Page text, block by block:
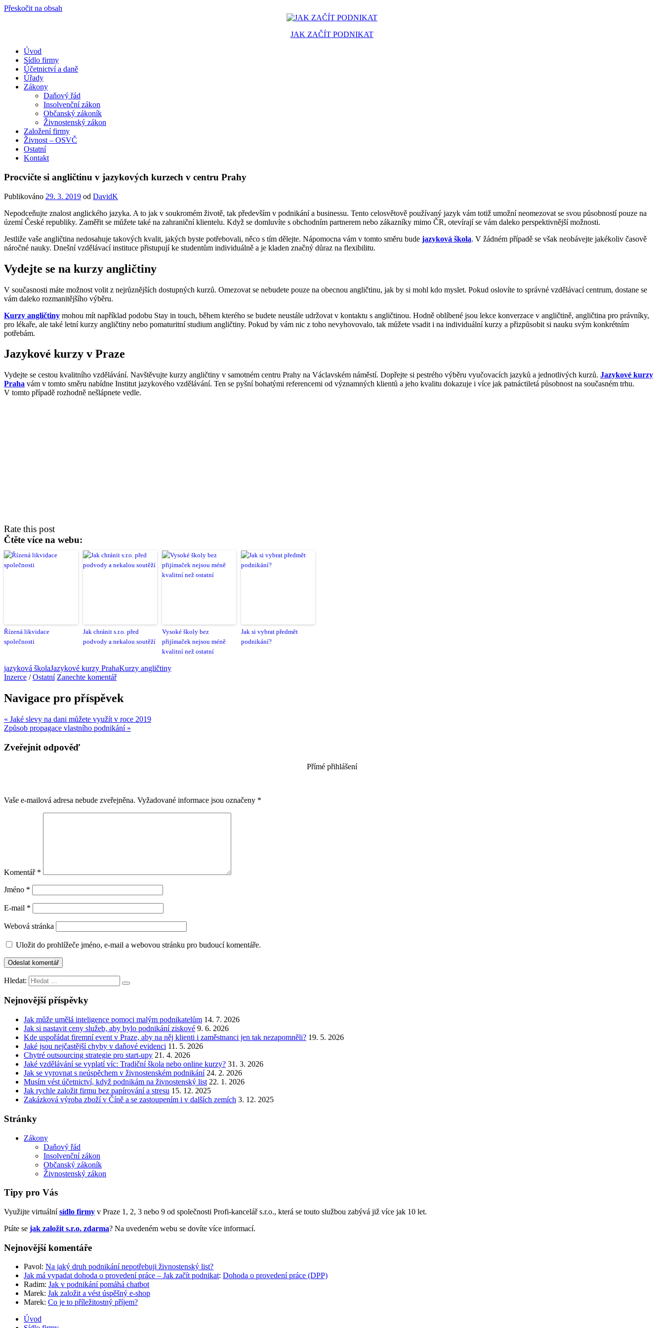
Přeskočit na obsah
JAK ZAČÍT PODNIKAT
Portál pro podnikatele
Úvod
Sídlo firmy
Účetnictví a daně
Úřady
Zákony
Daňový řád
Insolvenční zákon
Občanský zákoník
Živnostenský zákon
Založení firmy
Živnost – OSVČ
Ostatní
Kontakt
Procvičte si angličtinu v jazykových kurzech v centru Prahy
Publikováno 29. 3. 2019 od DavidK
Nepodceňujte znalost anglického jazyka. A to jak v soukromém životě, tak především v podnikání a businessu. Tento celosvětově používaný jazyk vám totiž umožní neomezovat se svou působností pouze na
území České republiky. Zaměřit se můžete také na zahraniční klientelu. Když se domluvíte s obchodním partnerem nebo zákazníky mimo ČR, otevírají se vám daleko perspektivnější možnosti.
Jestliže vaše angličtina nedosahuje takových kvalit, jakých byste potřebovali, něco s tím dělejte. Nápomocna vám v tomto směru bude jazyková škola. V žádném případě se však neobávejte jakékoliv časově
náročné nauky. Dnešní vzdělávací instituce přistupují ke studentům individuálně a je kladen značný důraz na flexibilitu.
Vydejte se na kurzy angličtiny
V současnosti máte možnost volit z nejrůznějších dostupných kurzů. Omezovat se nebudete pouze na obecnou angličtinu, jak by si mohl kdo myslet. Pokud oslovíte to správné vzdělávací centrum, dostane se
vám daleko rozmanitějšího výběru.
Kurzy angličtiny mohou mít například podobu Stay in touch, během kterého se budete neustále udržovat v kontaktu s angličtinou. Hodně oblíbené jsou lekce konverzace v angličtině, angličtina pro právníky,
pro lékaře, ale také letní kurzy angličtiny nebo pomaturitní studium angličtiny. Pokud by vám nic z toho nevyhovovalo, tak můžete vsadit i na individuální kurzy a přizpůsobit si nauku svým konkrétním
potřebám.
Jazykové kurzy v Praze
Vydejte se cestou kvalitního vzdělávání. Navštěvujte kurzy angličtiny v samotném centru Prahy na Václavském náměstí. Dopřejte si pestrého výběru vyučovacích jazyků a jednotlivých kurzů. Jazykové kurzy
Praha vám v tomto směru nabídne Institut jazykového vzdělávání. Ten se pyšní bohatými referencemi od významných klientů a jeho kvalitu dokazuje i více jak patnáctiletá působnost na současném trhu.
V tomto případě rozhodně nešlápnete vedle.
Rate this post
Čtěte více na webu:
Řízená likvidace
společnosti
Jak chránit s.r.o. před
podvody a nekalou soutěží
Vysoké školy bez
přijímaček nejsou méně
kvalitní než ostatní
Jak si vybrat předmět
podnikání?
jazyková školaJazykové kurzy PrahaKurzy angličtiny
Inzerce /Ostatní Zanechte komentář
Navigace pro příspěvek
« Jaké slevy na dani můžete využít v roce 2019
Způsob propagace vlastního podnikání »
Zveřejnit odpověď
Přímé přihlášení
Vaše e-mailová adresa nebude zveřejněna. Vyžadované informace jsou označeny *
Komentář *
Jméno *
E-mail *
Webová stránka
Uložit do prohlížeče jméno, e-mail a webovou stránku pro budoucí komentáře.
Hledat:
Nejnovější příspěvky
Jak může umělá inteligence pomoci malým podnikatelům 14. 7. 2026
Jak si nastavit ceny služeb, aby bylo podnikání ziskové 9. 6. 2026
Kde uspořádat firemní event v Praze, aby na něj klienti i zaměstnanci jen tak nezapomněli? 19. 5. 2026
Jaké jsou nejčastější chyby v daňové evidenci 11. 5. 2026
Chytré outsourcing strategie pro start-upy 21. 4. 2026
Jaké vzdělávání se vyplatí víc: Tradiční škola nebo online kurzy? 31. 3. 2026
Jak se vyrovnat s neúspěchem v živnostenském podnikání 24. 2. 2026
Musím vést účetnictví, když podnikám na živnostenský list 22. 1. 2026
Jak rychle založit firmu bez papírování a stresu 15. 12. 2025
Zakázková výroba zboží v Číně a se zastoupením i v dalších zemích 3. 12. 2025
Stránky
Zákony
Daňový řád
Insolvenční zákon
Občanský zákoník
Živnostenský zákon
Tipy pro Vás
Využijte virtuálnísídlo firmy v Praze 1, 2, 3 nebo 9 od společnosti Profi-kancelář s.r.o., která se touto službou zabývá již více jak 10 let.
Ptáte se jak založit s.r.o. zdarma? Na uvedeném webu se dovíte více informací.
Nejnovější komentáře
Pavol: Na jaký druh podnikání nepotřebuji živnostenský list?
Jak má vypadat dohoda o provedení práce – Jak začít podnikat: Dohoda o provedení práce (DPP)
Radim: Jak v podnikání pomáhá chatbot
Marek: Jak založit a vést úspěšný e-shop
Marek: Co je to příležitostný příjem?
Úvod